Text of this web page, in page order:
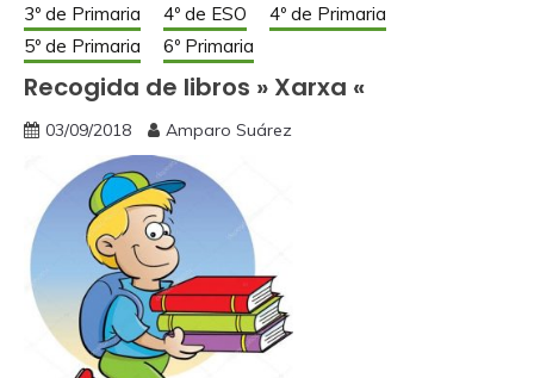
3º de Primaria
4º de ESO
4º de Primaria
5º de Primaria
6º Primaria
Recogida de libros » Xarxa «
03/09/2018 Amparo Suárez